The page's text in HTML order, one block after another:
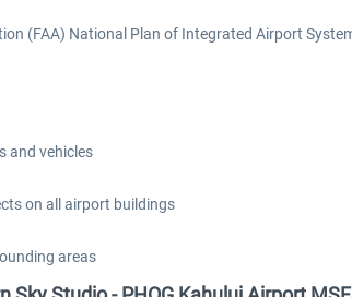
(FAA) National Plan of Integrated Airport
and vehicles
on all airport buildings
areas